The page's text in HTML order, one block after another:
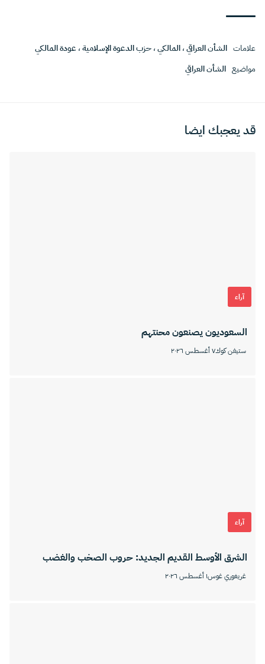
علامات الشأن العراقي،المالكي،حزب الدعوة الإسلامية، عودة المالكي
مواضيع الشأن العراقي
قد يعجبك ايضا
آراء
السعوديون يصنعون محنتهم
ستيفن كوك٧ أغسطس ٢٠٢٦
آراء
الشرق الأوسط القديم الجديد: حروب الصخب والغضب
غريغوري غوس١ أغسطس ٢٠٢٦